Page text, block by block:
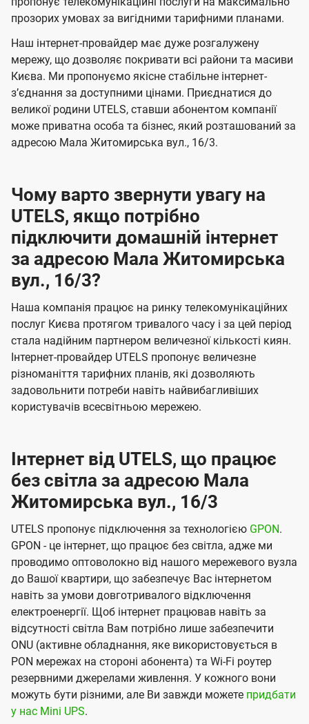
ї
U
t
e
l
s
ч
е
н
н
я
ч
е
н
н
я
прозорих умовах за вигідними тарифними планами.
Наш інтернет-провайдер має дуже розгалужену
мережу, що дозволяє покривати всі райони та масиви
Києва. Ми пропонуємо якісне стабільне інтернет-
зʼєднання за доступними цінами. Приєднатися до
великої родини UTELS, ставши абонентом компанії
може приватна особа та бізнес, який розташований за
адресою Мала Житомирська вул., 16/3.
Чому варто звернути увагу на
UTELS, якщо потрібно
підключити домашній інтернет
за адресою Мала Житомирська
вул., 16/3?
Наша компанія працює на ринку телекомунікаційних
послуг Києва протягом тривалого часу і за цей період
стала надійним партнером величезної кількості киян.
Інтернет-провайдер UTELS пропонує величезне
різноманіття тарифних планів, які дозволяють
задовольнити потреби навіть найвибагливіших
користувачів всесвітньою мережею.
Інтернет від UTELS, що працює
без світла за адресою Мала
Житомирська вул., 16/3
UTELS пропонує підключення за технологією GPON.
GPON - це інтернет, що працює без світла, адже ми
проводимо оптоволокно від нашого мережевого вузла
до Вашої квартири, що забезпечує Вас інтернетом
навіть за умови довготривалого відключення
електроенергії. Щоб інтернет працював навіть за
відсутності світла Вам потрібно лише забезпечити
ONU (активне обладнання, яке використовується в
PON мережах на стороні абонента) та Wi-Fi роутер
резервними джерелами живлення. У кожного вони
можуть бути різними, але Ви завжди можете придбати
у нас Mini UPS.